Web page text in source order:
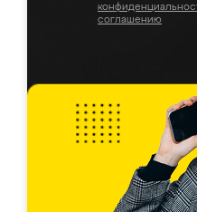
соглашению